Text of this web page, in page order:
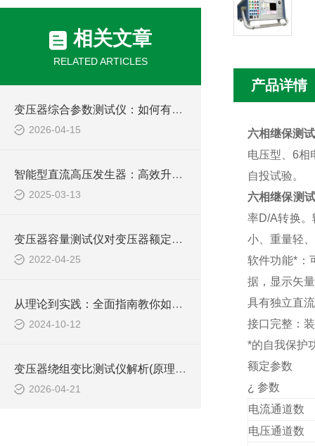
相关文章
RELATED ARTICLES
变压器综合参数测试仪：如何有效提升电力设备检测效率
2026-04-15
智能型直流高压发生器：高效升压，稳定输出，为您的高压测试提供坚实保障
2025-03-13
变压器容量测试仪对变压器额定容量的判断
2022-04-25
从理论到实践：全面指南教你如何使用变压器绕组变比测试仪进行高效测试
2024-10-12
变压器绕组变比测试仪解析(原理、功能及现场应用)
2026-04-21
产品详情
六相继保测
电压型、 6相
自投试验。
六相继保测
率D/A转换。
小、重量轻
软件功能*：
据，显示矢
具有独立直
接口完整：
*的自我保护
额定参数
¿ 参数
电流通道数
电压通道数